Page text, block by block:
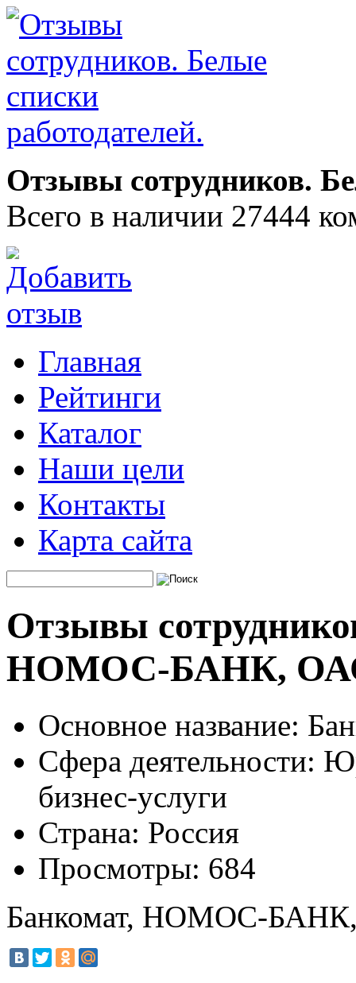
Отзывы сотрудников.
Всего в наличии 27444
Главная
Рейтинги
Каталог
Наши цели
Контакты
Карта сайта
Отзывы
НОМОС-БАНК,
Основное название:
Сфера деятельности:
бизнес-услуги
Страна: Россия
Просмотры: 684
Банкомат, НОМОС-